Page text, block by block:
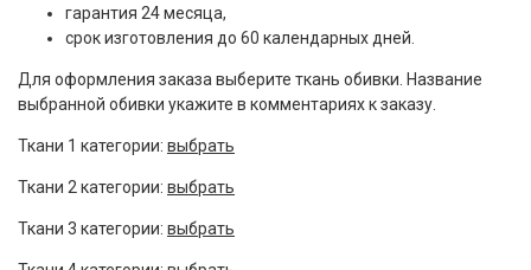
гарантия 24 месяца,
срок изготовления до 60 календарных дней.
Для оформления заказа выберите ткань обивки. Название
выбранной обивки укажите в комментариях к заказу.
Ткани 1 категории: выбрать
Ткани 2 категории: выбрать
Ткани 3 категории: выбрать